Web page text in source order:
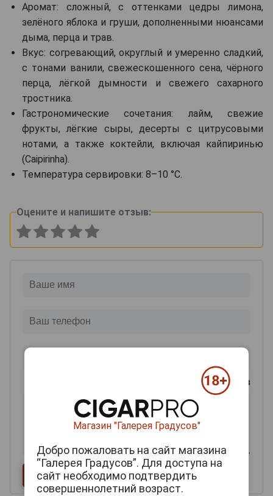
Аромат: сложный, с оттенками цедры лимона,
зелёного яблока и груши, дополненными нюансами
дыма, перца и трав.
Вкус: согревающий, округлый и умеренно сладкий,
с тонами ванили, свежескошенного сена, чёрного
перца, лёгкой дымности и свежего сахарного
тростника.
Гастрономические сочетания: лайм, свежие
фрукты, лёгкие сыры, десерты с цитрусовыми
нотами, а также коктейли, включая кайпиринью
(Caipirinha).
Температура сервировки: 8–10 °C.
Оцените и напишите отзыв:
из 2000 знаков
Магазин "Галерея Градусов"
Добро пожаловать на сайт магазина
“Галерея Градусов”. Для доступа на
сайт необходимо подтвердить
совершеннолетний возраст.